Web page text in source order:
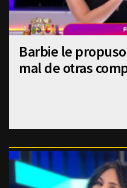
Barbie le
mal de otras